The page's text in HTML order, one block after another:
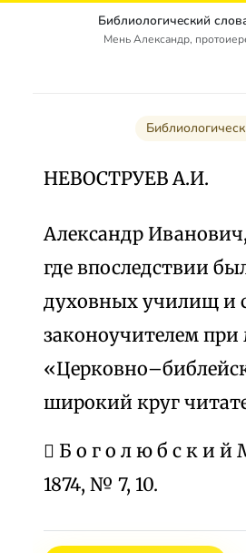
Библиологический
Мень Александр,
НЕВОСТРУЕВ А.И.
Александр
где впоследствии
духовных училищ и
законоучителем при
широкий круг
 Б о г о л ю б с к и
1874, № 7, 10.